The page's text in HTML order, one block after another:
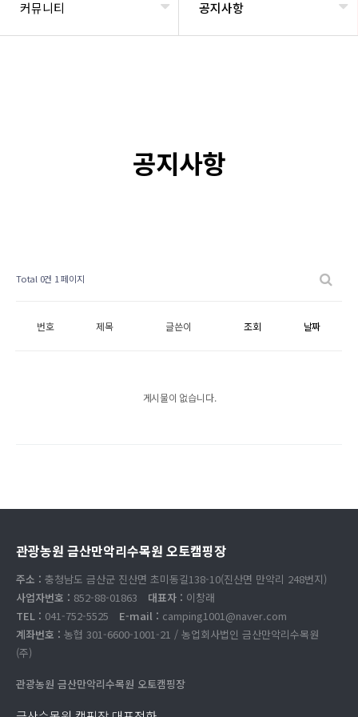
커뮤니티 공지사항
공지사항
Total 0건 1 페이지
번호 제목 글쓴이 조회 날짜
게시물이 없습니다.
관광농원 금산만악리수목원 오토캠핑장
주소 : 충청남도 금산군 진산면 초미동길138-10(진산면 만악리 248번지)
사업자번호 : 852-88-01863 대표자 : 이창래
TEL : 041-752-5525 E-mail : camping1001@naver.com
계좌번호 : 농협 301-6600-1001-21 / 농업회사법인 금산만악리수목원
(주)
관광농원 금산만악리수목원 오토캠핑장